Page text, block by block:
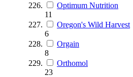
Optimum Nutrition
11
Oregon's Wild Harvest
6
Orgain
8
Orthomol
23